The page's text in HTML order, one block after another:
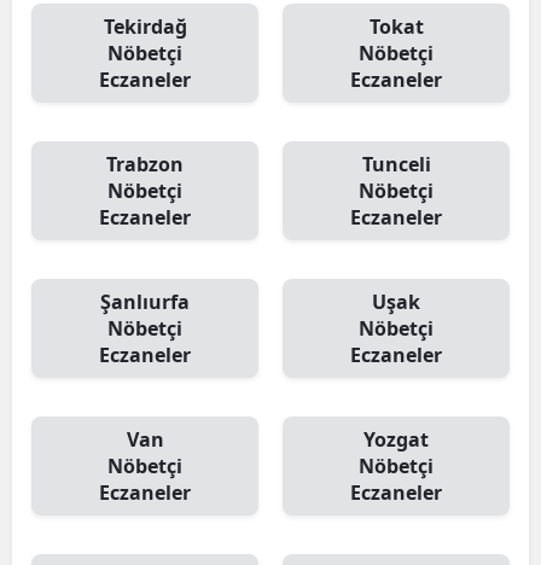
Tekirdağ
Nöbetçi
Eczaneler
Tokat
Nöbetçi
Eczaneler
Trabzon
Nöbetçi
Eczaneler
Tunceli
Nöbetçi
Eczaneler
Şanlıurfa
Nöbetçi
Eczaneler
Uşak
Nöbetçi
Eczaneler
Van
Nöbetçi
Eczaneler
Yozgat
Nöbetçi
Eczaneler